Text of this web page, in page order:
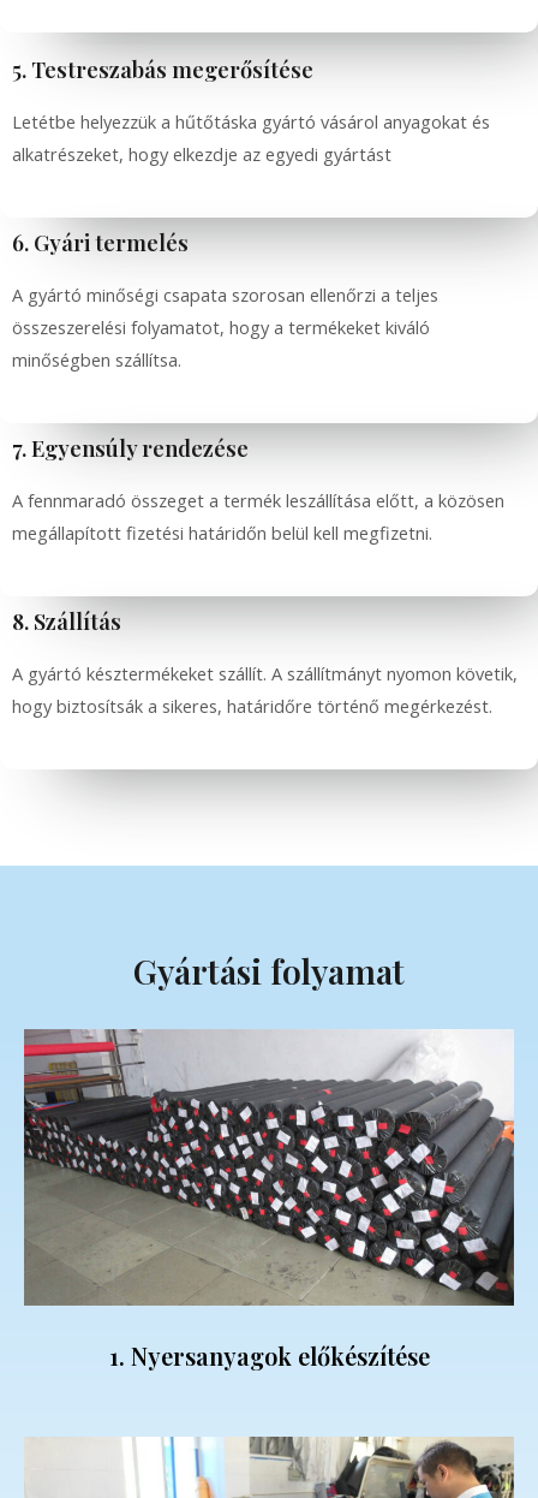
5. Testreszabás megerősítése
Letétbe helyezzük a hűtőtáska gyártó vásárol anyagokat és
alkatrészeket, hogy elkezdje az egyedi gyártást
6. Gyári termelés
A gyártó minőségi csapata szorosan ellenőrzi a teljes
összeszerelési folyamatot, hogy a termékeket kiváló
minőségben szállítsa.
7. Egyensúly rendezése
A fennmaradó összeget a termék leszállítása előtt, a közösen
megállapított fizetési határidőn belül kell megfizetni.
8. Szállítás
A gyártó késztermékeket szállít. A szállítmányt nyomon követik,
hogy biztosítsák a sikeres, határidőre történő megérkezést.
Gyártási folyamat
1. Nyersanyagok előkészítése